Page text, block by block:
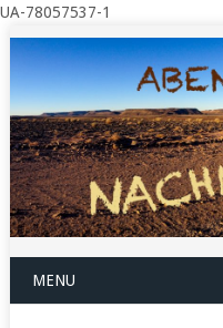
UA-78057537-1
MENU